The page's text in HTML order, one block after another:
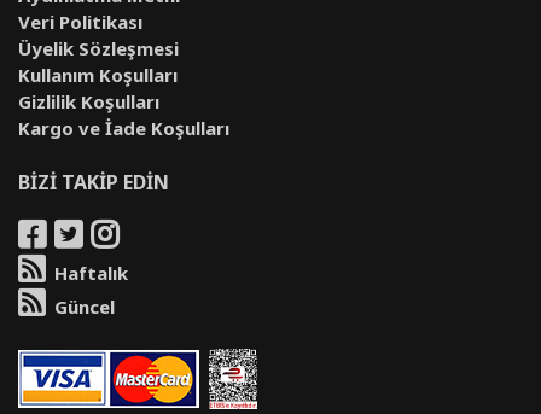
Veri Politikası
Üyelik Sözleşmesi
Kullanım Koşulları
Gizlilik Koşulları
Kargo ve İade Koşulları
BİZİ TAKİP EDİN
Haftalık
Güncel